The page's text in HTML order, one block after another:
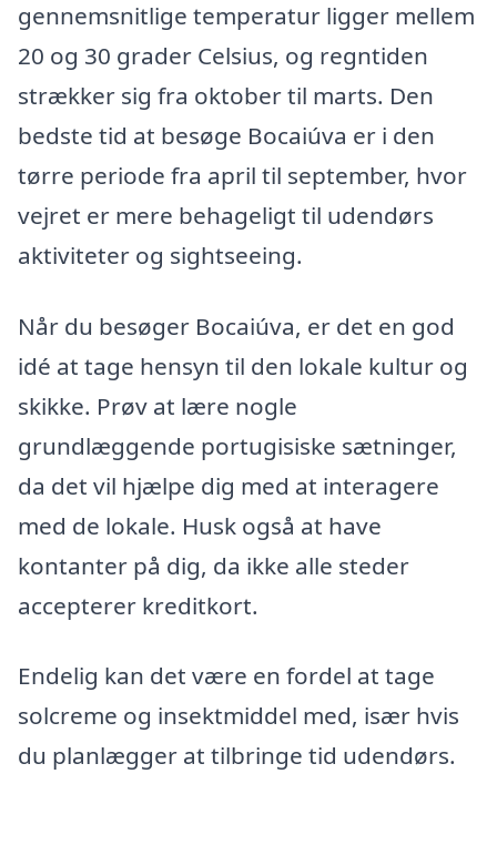
gennemsnitlige temperatur ligger mellem
20 og 30 grader Celsius, og regntiden
strækker sig fra oktober til marts. Den
bedste tid at besøge Bocaiúva er i den
tørre periode fra april til september, hvor
vejret er mere behageligt til udendørs
aktiviteter og sightseeing.
Når du besøger Bocaiúva, er det en god
idé at tage hensyn til den lokale kultur og
skikke. Prøv at lære nogle
grundlæggende portugisiske sætninger,
da det vil hjælpe dig med at interagere
med de lokale. Husk også at have
kontanter på dig, da ikke alle steder
accepterer kreditkort.
Endelig kan det være en fordel at tage
solcreme og insektmiddel med, især hvis
du planlægger at tilbringe tid udendørs.